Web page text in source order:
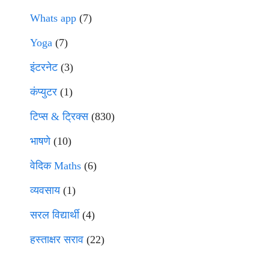
Whats app (7)
Yoga (7)
इंटरनेट(3)
कंप्युटर (1)
टिप्स & ट्रिक्स(830)
भाषणे(10)
वेदिक Maths (6)
व्यवसाय(1)
सरल विद्यार्थी(4)
हस्ताक्षर सराव (22)